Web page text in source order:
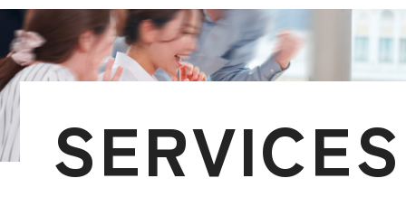
SERVICES